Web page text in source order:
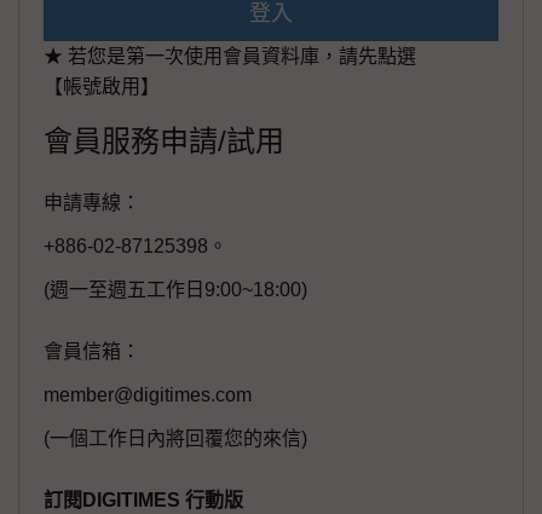
登入
★ 若您是第一次使用會員資料庫，請先點選
【帳號啟用】
會員服務申請/試用
申請專線：
+886-02-87125398。
(週一至週五工作日9:00~18:00)
會員信箱：
member@digitimes.com
(一個工作日內將回覆您的來信)
訂閱DIGITIMES 行動版